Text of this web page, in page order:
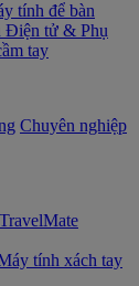
tính để bàn
Điện tử & Phụ
tay
Chuyên nghiệp
tính xách tay